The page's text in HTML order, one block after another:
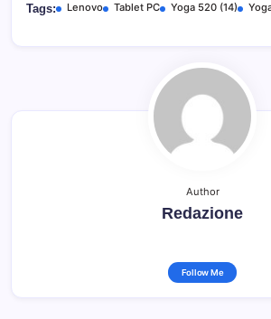
Tags: Lenovo Tablet PC Yoga 520 (14)
Author
Redazione
Follow Me